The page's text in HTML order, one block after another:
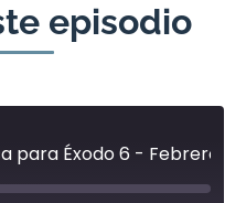
episodio